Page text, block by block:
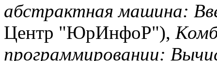
абстрактная машина:
Центр "ЮрИнфоР"),
программировании: